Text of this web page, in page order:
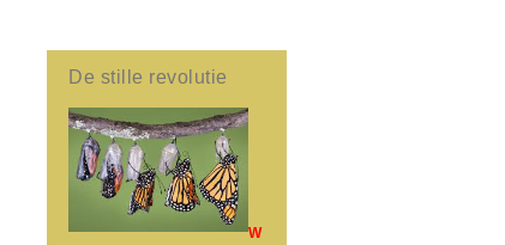
De stille revolutie
W